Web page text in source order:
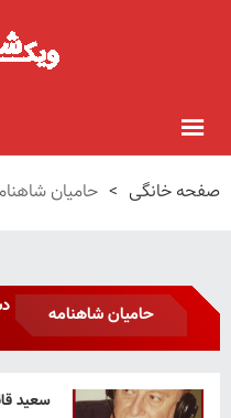
صفحه خانگی > حامیان
حامیان شاهنامه
سعید